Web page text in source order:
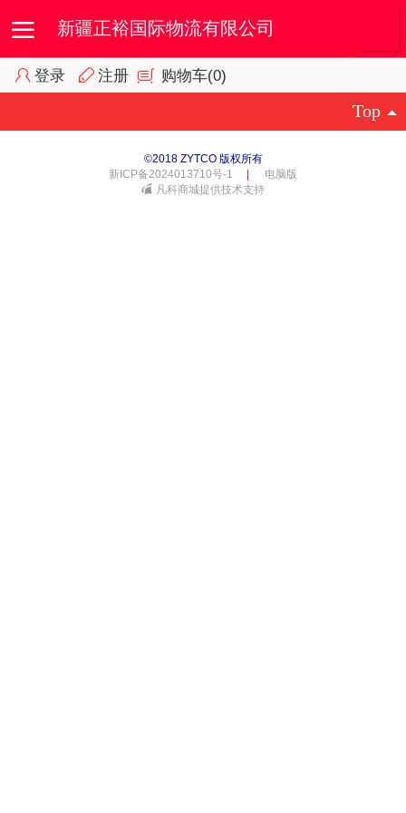
新疆正裕国际物流有限公司
首页 我的订单 会员专区
登录 注册 购物车(0)
Top
©2018 ZYTCO 版权所有
新ICP备2024013710号-1
电脑版
凡科商城提供技术支持